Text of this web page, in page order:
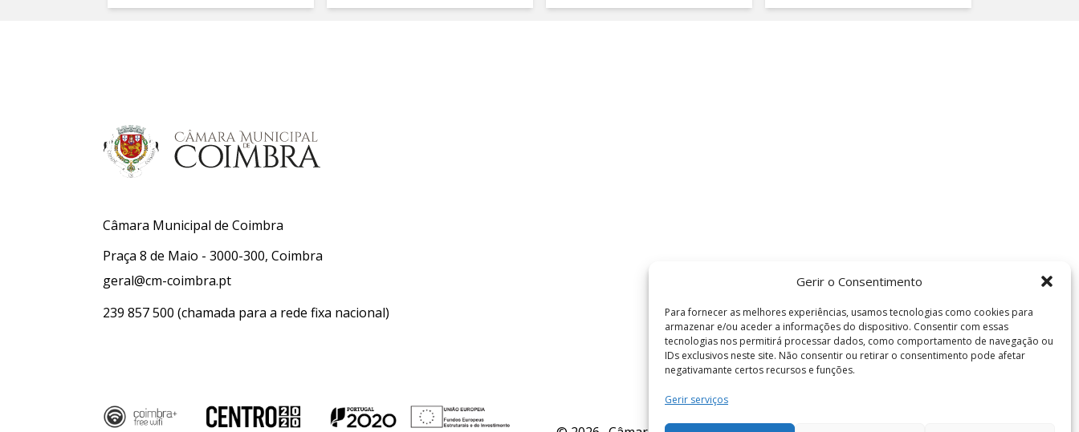
Gerir o Consentimento
Para fornecer as melhores experiências, usamos tecnologias como cookies para
armazenar e/ou aceder a informações do dispositivo. Consentir com essas
tecnologias nos permitirá processar dados, como comportamento de navegação ou
IDs exclusivos neste site. Não consentir ou retirar o consentimento pode afetar
negativamante certos recursos e funções.
Gerir serviços
Câmara Municipal de Coimbra
Praça 8 de Maio - 3000-300, Coimbra
geral@cm-coimbra.pt
239 857 500 (chamada para a rede fixa nacional)